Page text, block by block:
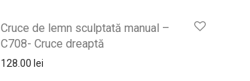
Cruce de lemn sculptată manual –
C708- Cruce dreaptă
128.00 lei